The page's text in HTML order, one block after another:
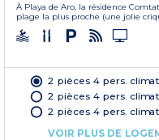
À Playa de Aro, la résidence
plage la plus proche (une jolie
2 pièces 4 pers.
2 pièces 4 pers.
2 pièces 4 pers.
VOIR PLUS DE